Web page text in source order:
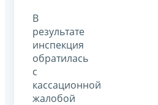
В
результате
инспекция
обратилась
с
кассационной
жалобой